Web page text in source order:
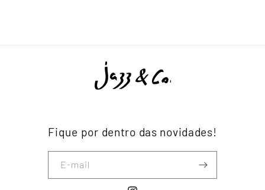
Fique por dentro das novidades!
E-mail